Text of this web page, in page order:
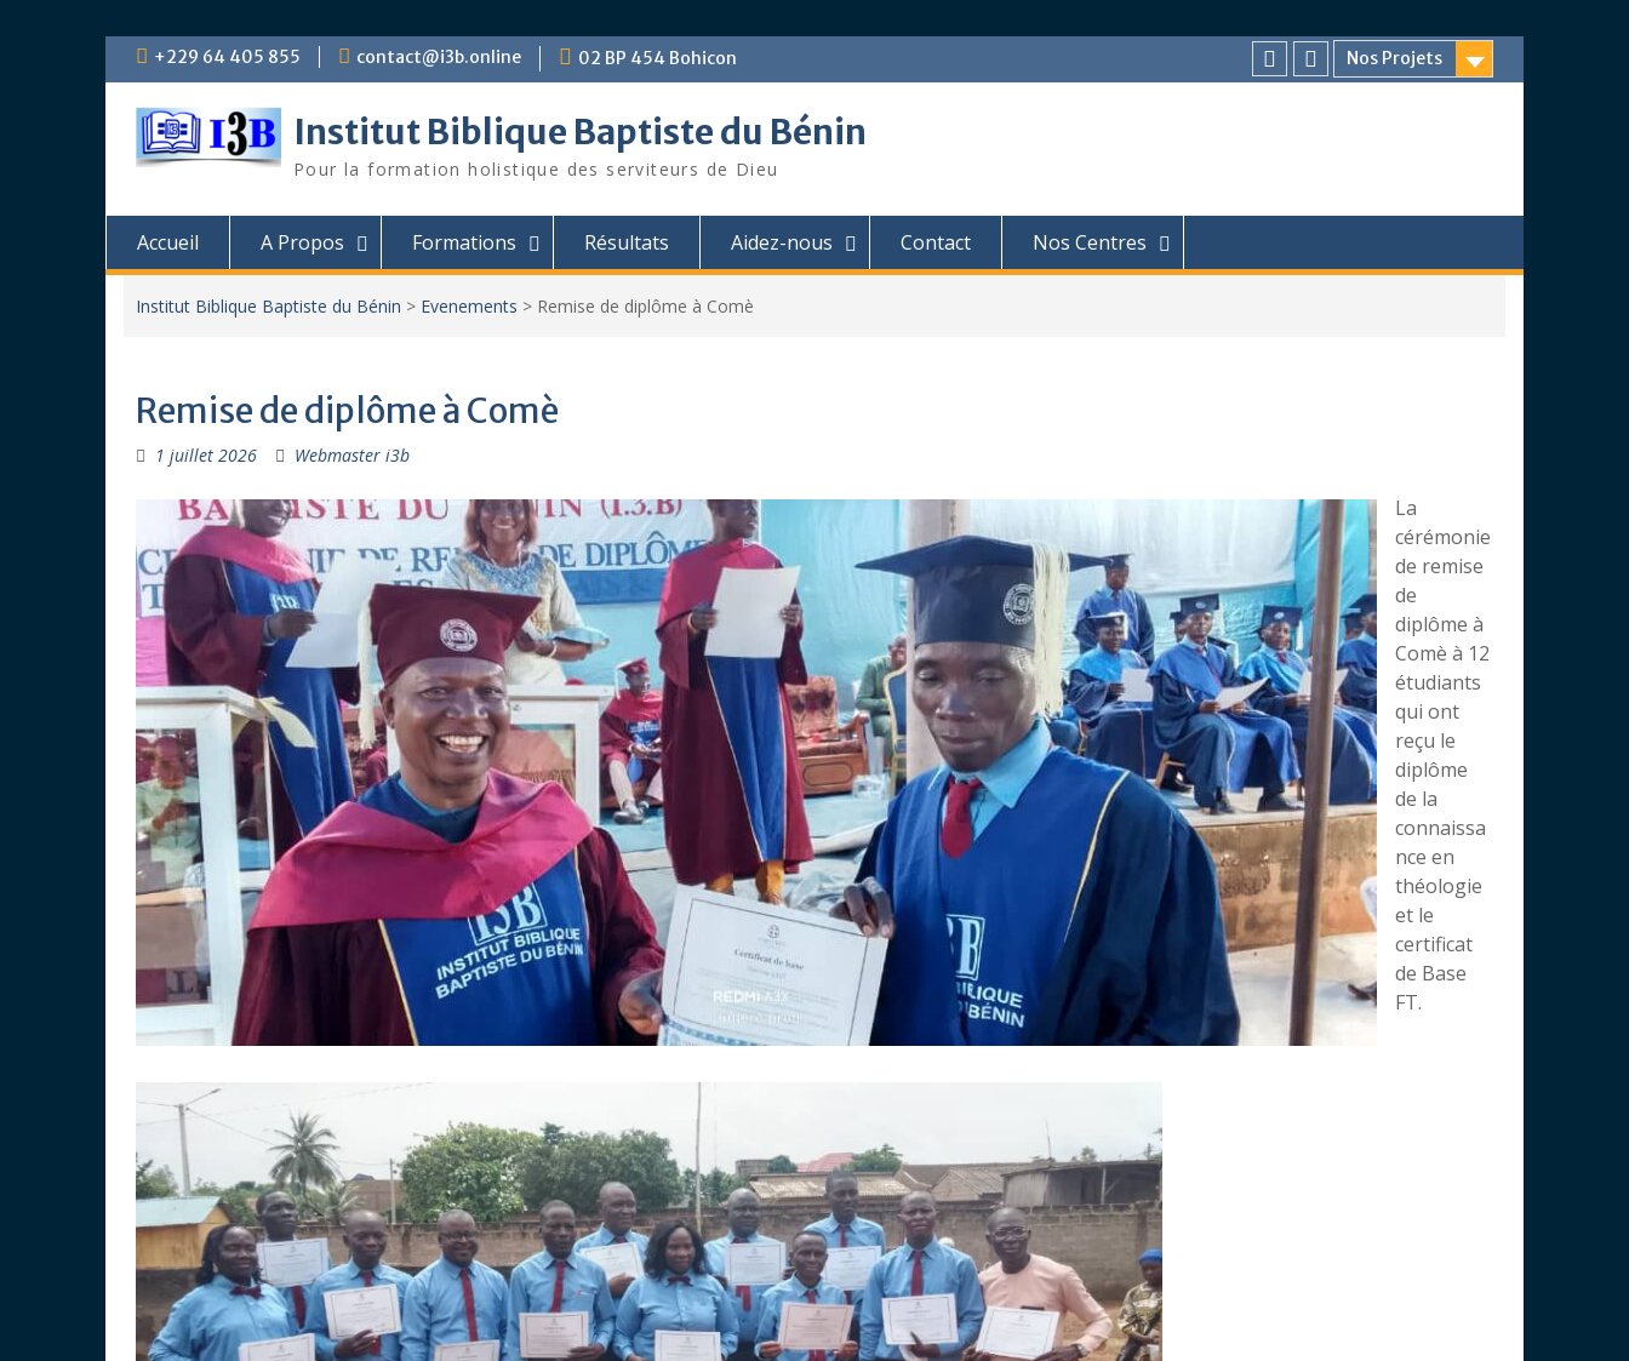
Skip +229 64 405 855 contact@i3b.online 02 BP 454 Bohicon
Nos Projets
Facebook
Chaîne
Institut Biblique Baptiste du Bénin
Pour la formation holistique des serviteurs de Dieu
Accueil A Propos Formations Résultats Aidez-nous Contact Nos Centres
Institut Biblique Baptiste du Bénin > Evenements > Remise de diplôme à Comè
Remise de diplôme à Comè
1 juillet 2026 Webmaster i3b
La
cérémonie
de remise
de
diplôme à
Comè à 12
étudiants
qui ont
reçu le
diplôme
de la
connaissa
nce en
théologie
et le
certificat
de Base
FT.